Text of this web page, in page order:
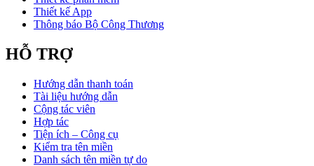
Thiết kế App
Thông báo Bộ Công Thương
HỖ TRỢ
Hướng dẫn thanh toán
Tài liệu hướng dẫn
Cộng tác viên
Hợp tác
Tiện ích – Công cụ
Kiểm tra tên miền
Danh sách tên miền tự do